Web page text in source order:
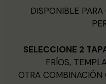
DISPONIBLE
SELECCIONE 2
FRÍOS,
OTRA COMBINACIÓN